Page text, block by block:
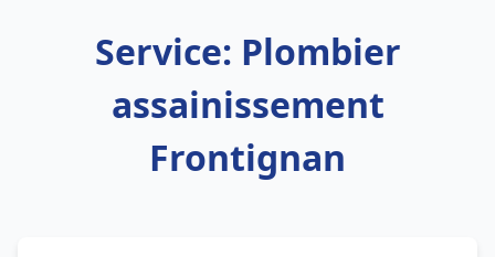
Service: Plombier
assainissement
Frontignan